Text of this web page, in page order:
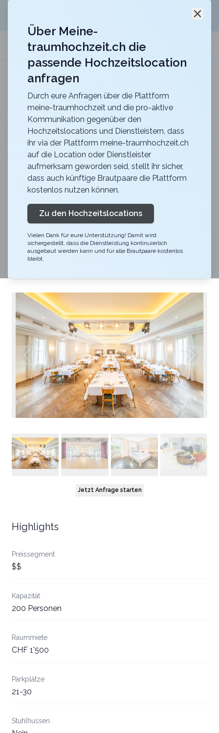
meine-traumhochzeit.ch
Gurten-Pavillon
Für eure Hochzeit auf dem Gurten mit einer
Zurück zur Suche
Drei Könige Entlebuch
4.3
Abendessen
LU
EntlebuchMerkliste Link teilen
Das Drei Könige existiert seit 1653 und ist somit das
älteste und traditionsreichste Restaurant & Hotel im
Entlebuch. Mit seinen zwei Restaurants, einer Bar,
seinem Weinkeller und mit seinem 260 m2 grossen
Saal lebt es mehr denn je.
Jetzt Anfrage starten
Highlights
Preissegment
$$
Kapazität
200 Personen
Raummiete
CHF 1'500
Parkplätze
21-30
Stuhlhussen
Über Meine-
traumhochzeit.ch die
passende Hochzeitslocation
anfragen
Durch eure Anfragen über die Plattform
meine-traumhochzeit und die pro-aktive
Kommunikation gegenüber den
Hochzeitslocations und Dienstleistern, dass
ihr via der Plattform meine-traumhochzeit.ch
auf die Location oder Dienstleister
aufmerksam geworden seid, stellt ihr sicher,
dass auch künftige Brautpaare die Plattform
kostenlos nutzen können.
Zu den Hochzeitslocations
Vielen Dank für eure Unterstützung! Damit wird
sichergestellt, dass die Dienstleistung kontinuierlich
ausgebaut werden kann und für alle Brautpaare kostenlos
bleibt.